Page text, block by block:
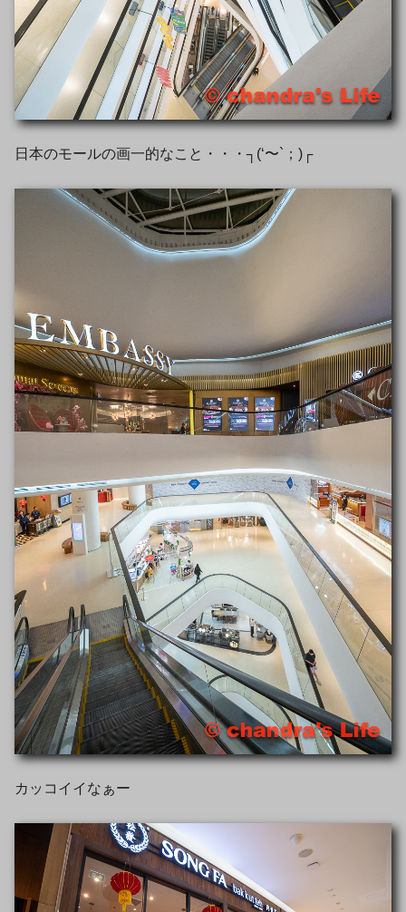
日本のモールの画一的なこと・・・┐(‘〜`；)┌
カッコイイなぁー